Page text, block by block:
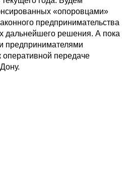
«опоровцами»
предпринимательства
дальнейшего решения. А пока
предпринимателями
оперативной передаче